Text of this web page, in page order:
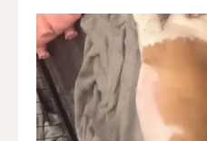
ヒメクリニック
ヒメクリニック通信
ニュース